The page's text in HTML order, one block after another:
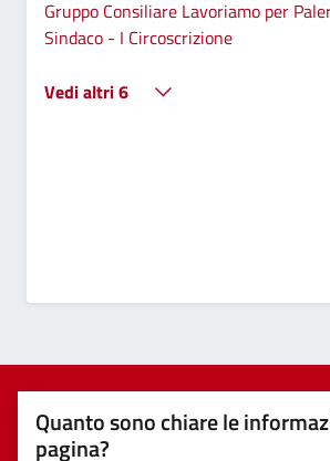
Gruppo Consiliare Lavoriamo per
Sindaco - I Circoscrizione
Vedi altri 6
Quanto sono chiare le
pagina?